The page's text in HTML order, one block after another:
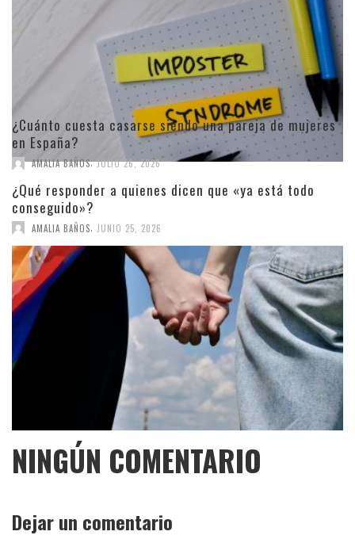
¿Cuánto cuesta casarse siendo una pareja de mujeres
en España?
AMALIA BAÑOS, JULIO 26, 2026
¿Qué responder a quienes dicen que «ya está todo
conseguido»?
AMALIA BAÑOS JUNIO 25, 2026
NINGÚN COMENTARIO
Dejar un comentario